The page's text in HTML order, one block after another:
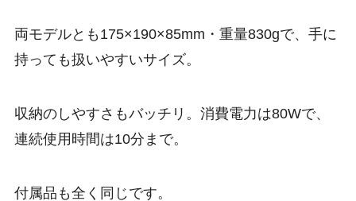
両モデルとも175×190×85mm・重量830gで、手に
持っても扱いやすいサイズ。
収納のしやすさもバッチリ。消費電力は80Wで、
連続使用時間は10分まで。
付属品も全く同じです。